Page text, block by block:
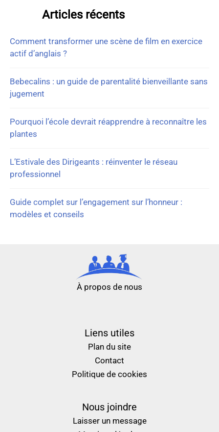
Articles récents
Comment transformer une scène de film en exercice
actif d’anglais ?
Bebecalins : un guide de parentalité bienveillante sans
jugement
Pourquoi l’école devrait réapprendre à reconnaître les
plantes
L’Estivale des Dirigeants : réinventer le réseau
professionnel
Guide complet sur l’engagement sur l’honneur :
modèles et conseils
À propos de nous
Liens utiles
Plan du site
Contact
Politique de cookies
Nous joindre
Laisser un message